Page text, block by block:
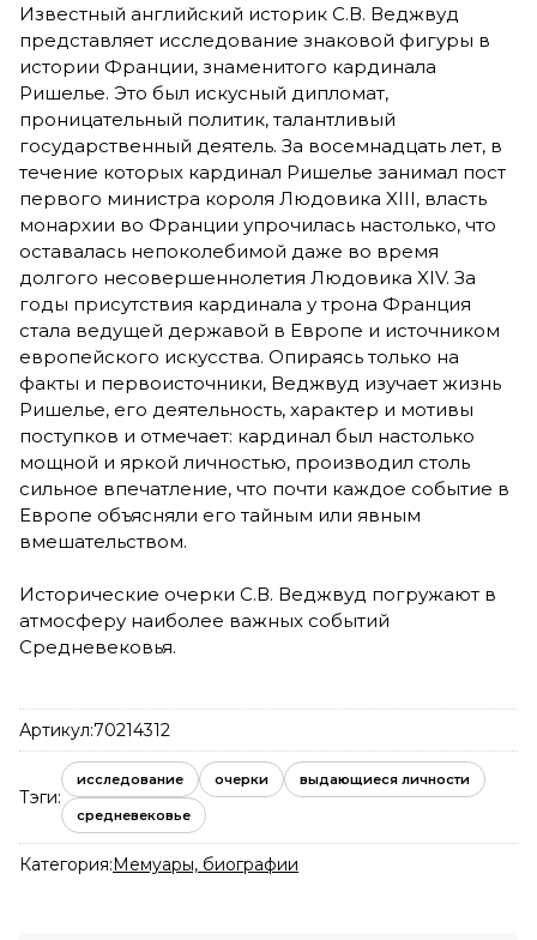
Известный английский историк С.В. Веджвуд
представляет исследование знаковой фигуры в
истории Франции, знаменитого кардинала
Ришелье. Это был искусный дипломат,
проницательный политик, талантливый
государственный деятель. За восемнадцать лет, в
течение которых кардинал Ришелье занимал пост
первого министра короля Людовика XIII, власть
монархии во Франции упрочилась настолько, что
оставалась непоколебимой даже во время
долгого несовершеннолетия Людовика XIV. За
годы присутствия кардинала у трона Франция
стала ведущей державой в Европе и источником
европейского искусства. Опираясь только на
факты и первоисточники, Веджвуд изучает жизнь
Ришелье, его деятельность, характер и мотивы
поступков и отмечает: кардинал был настолько
мощной и яркой личностью, производил столь
сильное впечатление, что почти каждое событие в
Европе объясняли его тайным или явным
вмешательством.
Исторические очерки С.В. Веджвуд погружают в
атмосферу наиболее важных событий
Средневековья.
Артикул:70214312
Тэги:
исследование очерки выдающиеся личности
средневековье
Категория:Мемуары, биографии